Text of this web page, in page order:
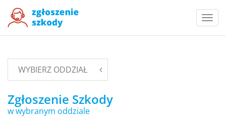
WYBIERZ ODDZIAŁ
Zgłoszenie Szkody
w wybranym oddziale